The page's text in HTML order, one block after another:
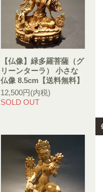
【仏像】緑多羅菩薩（グ
リーンターラ） 小さな
仏像 8.5cm【送料無料】
12,500円(内税)
SOLD OUT